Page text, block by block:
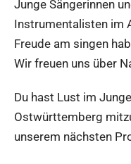
Junge Sängerinnen
Instrumentalisten im
Freude am singen
Wir freuen uns über
Du hast Lust im
Ostwürttemberg
unserem nächsten